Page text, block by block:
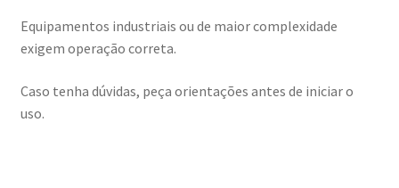
Equipamentos industriais ou de maior complexidade
exigem operação correta.
Caso tenha dúvidas, peça orientações antes de iniciar o
uso.